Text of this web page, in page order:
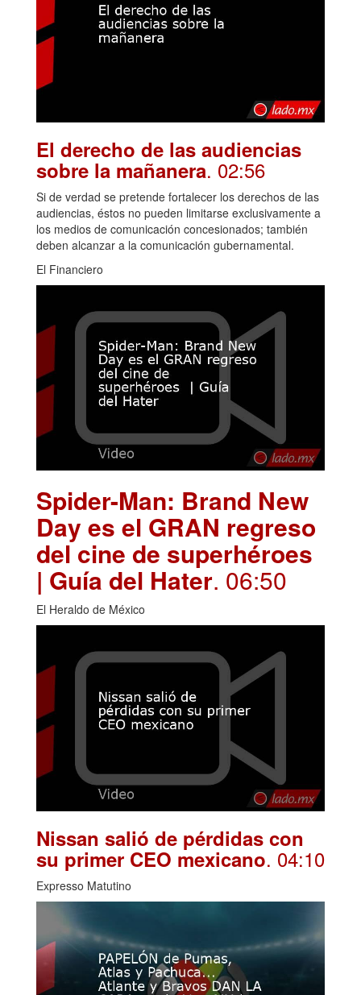
El derecho de las audiencias
sobre la mañanera. 02:56
Si de verdad se pretende fortalecer los derechos de las
audiencias, éstos no pueden limitarse exclusivamente a
los medios de comunicación concesionados; también
deben alcanzar a la comunicación gubernamental.
El Financiero
Spider-Man: Brand New
Day es el GRAN regreso
del cine de superhéroes
| Guía del Hater. 06:50
El Heraldo de México
Nissan salió de pérdidas con
su primer CEO mexicano. 04:10
Expresso Matutino